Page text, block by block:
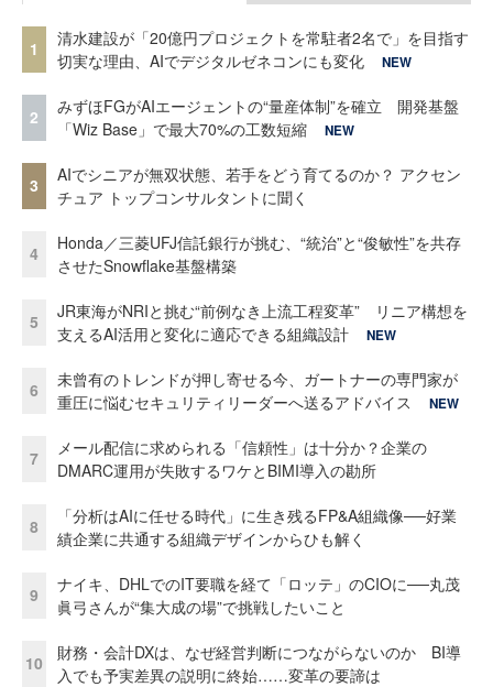
1
清水建設が「20億円プロジェクトを常駐者2名で」を目指す
切実な理由、AIでデジタルゼネコンにも変化
NEW
2
みずほFGがAIエージェントの“量産体制”を確立 開発基盤
「Wiz Base」で最大70%の工数短縮
NEW
3
AIでシニアが無双状態、若手をどう育てるのか？ アクセン
チュア トップコンサルタントに聞く
4
Honda／三菱UFJ信託銀行が挑む、“統治”と“俊敏性”を共存
させたSnowflake基盤構築
5
JR東海がNRIと挑む“前例なき上流工程変革” リニア構想を
支えるAI活用と変化に適応できる組織設計
NEW
6
未曾有のトレンドが押し寄せる今、ガートナーの専門家が
重圧に悩むセキュリティリーダーへ送るアドバイス
NEW
7
メール配信に求められる「信頼性」は十分か？企業の
DMARC運用が失敗するワケとBIMI導入の勘所
8
「分析はAIに任せる時代」に生き残るFP&A組織像──好業
績企業に共通する組織デザインからひも解く
9
ナイキ、DHLでのIT要職を経て「ロッテ」のCIOに──丸茂
眞弓さんが“集大成の場”で挑戦したいこと
10
財務・会計DXは、なぜ経営判断につながらないのか BI導
入でも予実差異の説明に終始……変革の要諦は